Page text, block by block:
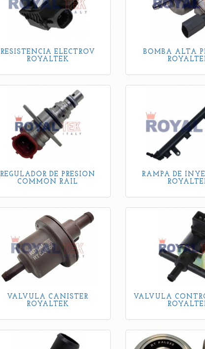
RESISTENCIA ELECTROV
ROYALTEK
BOMBA ALTA
REGULADOR DE PRESION
COMMON RAIL
RAMPA DE
VALVULA CANISTER
ROYALTEK
VALVULA